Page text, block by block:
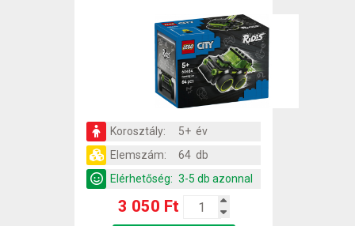
Korosztály:
5+ év
Elemszám:
64 db
Elérhetőség: 3-5 db azonnal
3 050 Ft